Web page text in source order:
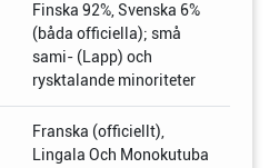
Finska 92%, Svenska 6%
(båda officiella); små
sami- (Lapp) och
rysktalande minoriteter
Franska (officiellt),
Lingala Och Monokutuba